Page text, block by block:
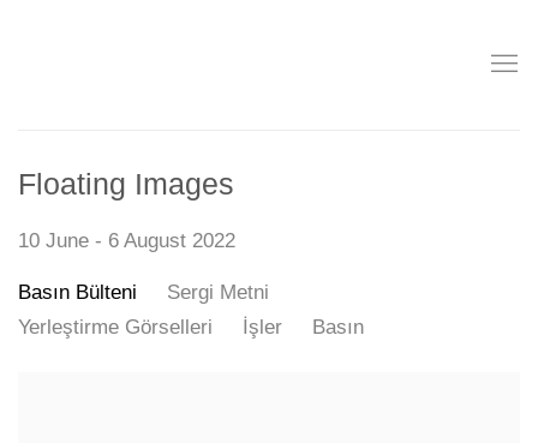
Floating Images
10 June - 6 August 2022
Basın Bülteni
Sergi Metni
Yerleştirme Görselleri
İşler Basın